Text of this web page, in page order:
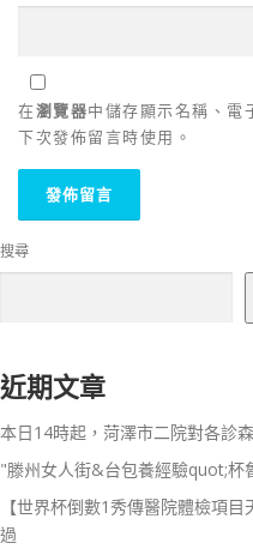
在瀏覽器中儲存顯示名稱、電
下次發佈留言時使用。
搜尋
近期文章
本日14時起，菏澤市二院對各診
"滕州女人街&台包養經驗quot;杯
【世界杯倒數1秀傳醫院體檢項
過